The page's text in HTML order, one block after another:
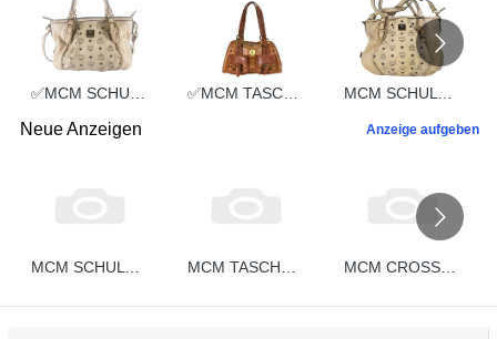
Neue Anzeigen Anzeige aufgeben